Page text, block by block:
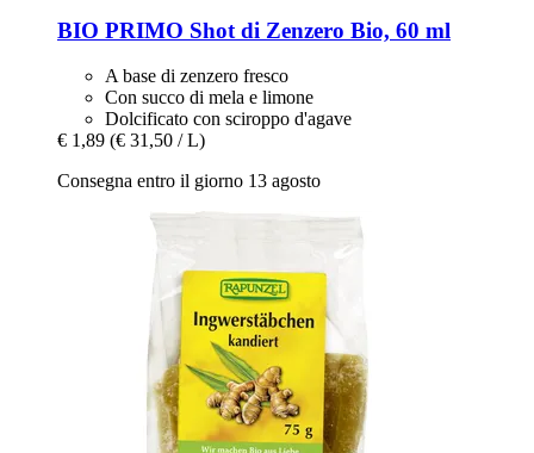
BIO PRIMO Shot di Zenzero Bio, 60 ml
A base di zenzero fresco
Con succo di mela e limone
Dolcificato con sciroppo d'agave
€ 1,89 (€ 31,50 / L)
Consegna entro il giorno 13 agosto